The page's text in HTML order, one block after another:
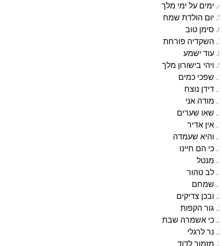
ימים על ימי מלך
יום הולדת שמח
סימן טוב
השקדיה פורחת
עוד ישמע
ויהי בישורון מלך
שפכי כמים
דידן נוצח
מודה אני
שאו שערים
אין אדיר
והיא שעמדה
כי הם חיינו
מנטל
לב טהור
שמחם
ובכן צדיקים
גור הקפות
כי אשמרה שבת
נר לרגלי
מזמור לדוד